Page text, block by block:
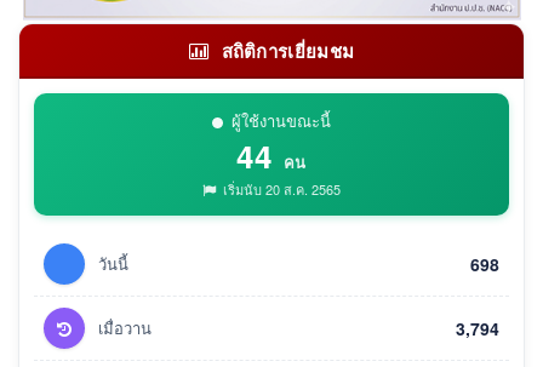
สถิติการเยี่ยมชม
ผู้ใช้งานขณะนี้
44 คน
เริ่มนับ 20 ส.ค. 2565
วันนี้ 698
เมื่อวาน 3,794